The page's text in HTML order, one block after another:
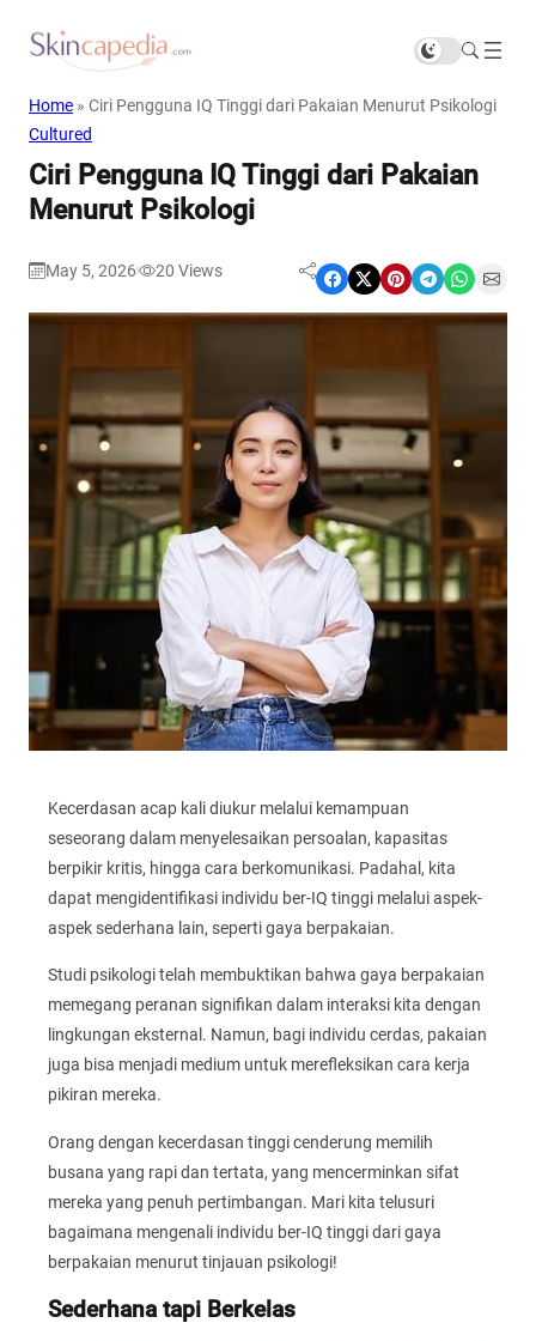
Home » Ciri Pengguna IQ Tinggi dari Pakaian Menurut Psikologi
Cultured
Ciri Pengguna IQ Tinggi dari Pakaian
Menurut Psikologi
May 5, 2026 20 Views Share on Facebook Share on X Share on Pinterest Share on Telegram Share on WhatsApp Share on Email
Kecerdasan acap kali diukur melalui kemampuan
seseorang dalam menyelesaikan persoalan, kapasitas
berpikir kritis, hingga cara berkomunikasi. Padahal, kita
dapat mengidentifikasi individu ber-IQ tinggi melalui aspek-
aspek sederhana lain, seperti gaya berpakaian.
Studi psikologi telah membuktikan bahwa gaya berpakaian
memegang peranan signifikan dalam interaksi kita dengan
lingkungan eksternal. Namun, bagi individu cerdas, pakaian
juga bisa menjadi medium untuk merefleksikan cara kerja
pikiran mereka.
Orang dengan kecerdasan tinggi cenderung memilih
busana yang rapi dan tertata, yang mencerminkan sifat
mereka yang penuh pertimbangan. Mari kita telusuri
bagaimana mengenali individu ber-IQ tinggi dari gaya
berpakaian menurut tinjauan psikologi!
Sederhana tapi Berkelas